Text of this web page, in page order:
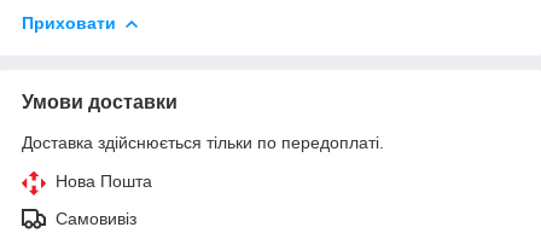
Приховати
Умови доставки
Доставка здійснюється тільки по передоплаті.
Нова Пошта
Самовивіз